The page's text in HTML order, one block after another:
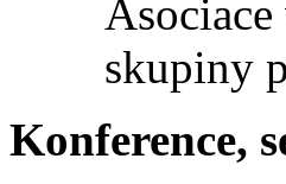
skupiny
Konference,